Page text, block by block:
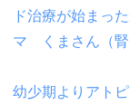
ド治療が始まっ
マ くまさん（腎
幼少期よりアト